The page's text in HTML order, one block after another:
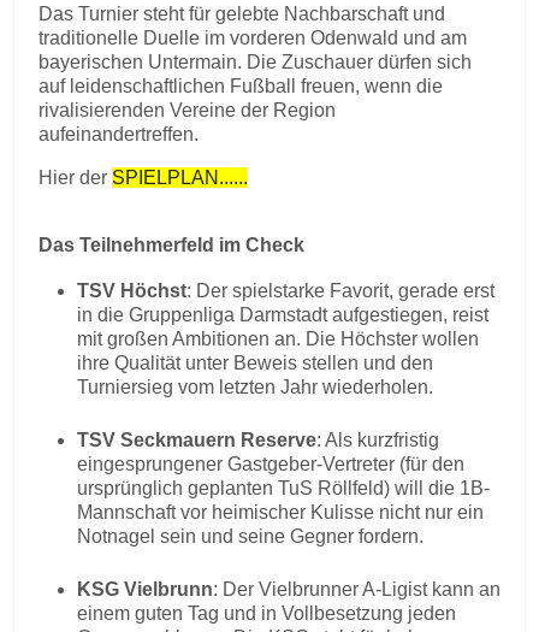
Das Turnier steht für gelebte Nachbarschaft und
traditionelle Duelle im vorderen Odenwald und am
bayerischen Untermain. Die Zuschauer dürfen sich
auf leidenschaftlichen Fußball freuen, wenn die
rivalisierenden Vereine der Region
aufeinandertreffen.
Hier der SPIELPLAN......
Das Teilnehmerfeld im Check
TSV Höchst: Der spielstarke Favorit, gerade erst
in die Gruppenliga Darmstadt aufgestiegen, reist
mit großen Ambitionen an. Die Höchster wollen
ihre Qualität unter Beweis stellen und den
Turniersieg vom letzten Jahr wiederholen.
TSV Seckmauern Reserve: Als kurzfristig
eingesprungener Gastgeber-Vertreter (für den
ursprünglich geplanten TuS Röllfeld) will die 1B-
Mannschaft vor heimischer Kulisse nicht nur ein
Notnagel sein und seine Gegner fordern.
KSG Vielbrunn: Der Vielbrunner A-Ligist kann an
einem guten Tag und in Vollbesetzung jeden